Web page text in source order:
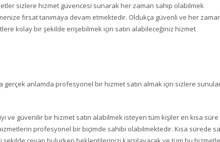
sizlere hizmet güvencesi sunarak her zaman sahip olabilmek
fırsat tanımaya devam etmektedir. Oldukça güvenli ve her
kolay bir şekilde erişebilmek için satın alabileceğiniz hizmet
gerçek anlamda profesyonel bir hizmet satın almak için sizlere
ve güvenilir bir hizmet satın alabilmek isteyen tüm kişiler en kısa süre
profesyonel bir biçimde sahibi olabilmektedir. Kısa sürede